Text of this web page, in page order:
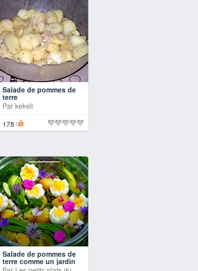
Salade de pommes de
terre
Par kekeli
178
Salade de pommes de
terre comme un jardin